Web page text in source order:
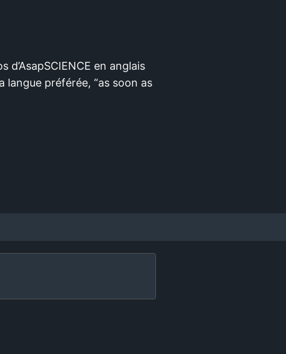
en anglais
préférée, “as soon as